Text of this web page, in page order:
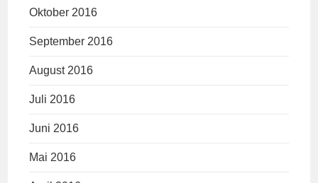
Oktober 2016
September 2016
August 2016
Juli 2016
Juni 2016
Mai 2016